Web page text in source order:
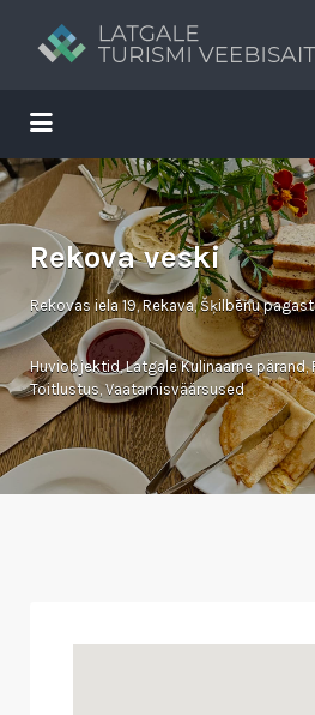
Tavs brīvdienu ceļvedis
Search
for:
for:
Rekova veski
Rekovas iela 19, Rekava, Šķilbēnu
Huviobjektid,Latgale Kulinaarne pärand,
Toitlustus,Vaatamisväärsused